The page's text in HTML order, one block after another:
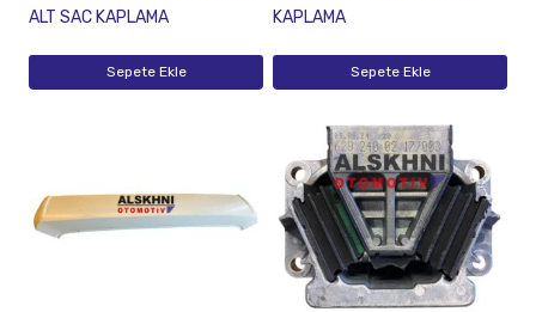
ALT SAC KAPLAMA
Sepete Ekle
KAPLAMA
Sepete Ekle